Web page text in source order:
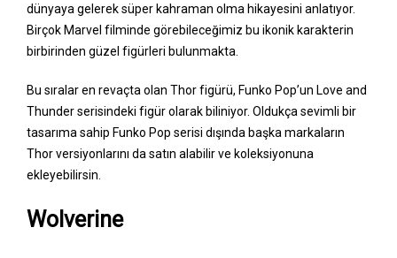
dünyaya gelerek süper kahraman olma hikayesini anlatıyor.
Birçok Marvel filminde görebileceğimiz bu ikonik karakterin
birbirinden güzel figürleri bulunmakta.
Bu sıralar en revaçta olan Thor figürü, Funko Pop’un Love and
Thunder serisindeki figür olarak biliniyor. Oldukça sevimli bir
tasarıma sahip Funko Pop serisi dışında başka markaların
Thor versiyonlarını da satın alabilir ve koleksiyonuna
ekleyebilirsin.
Wolverine